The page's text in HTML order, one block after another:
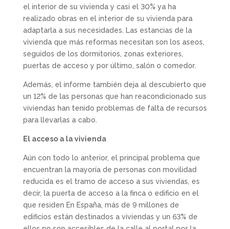
el interior de su vivienda y casi el 30% ya ha
realizado obras en el interior de su vivienda para
adaptarla a sus necesidades. Las estancias de la
vivienda que más reformas necesitan son los aseos,
seguidos de los dormitorios, zonas exteriores,
puertas de acceso y por último, salón o comedor.
Además, el informe también deja al descubierto que
un 12% de las personas que han reacondicionado sus
viviendas han tenido problemas de falta de recursos
para llevarlas a cabo.
El acceso a la vivienda
Aún con todo lo anterior, el principal problema que
encuentran la mayoría de personas con movilidad
reducida es el tramo de acceso a sus viviendas, es
decir, la puerta de acceso a la finca o edificio en el
que residen En España, más de 9 millones de
edificios están destinados a viviendas y un 63% de